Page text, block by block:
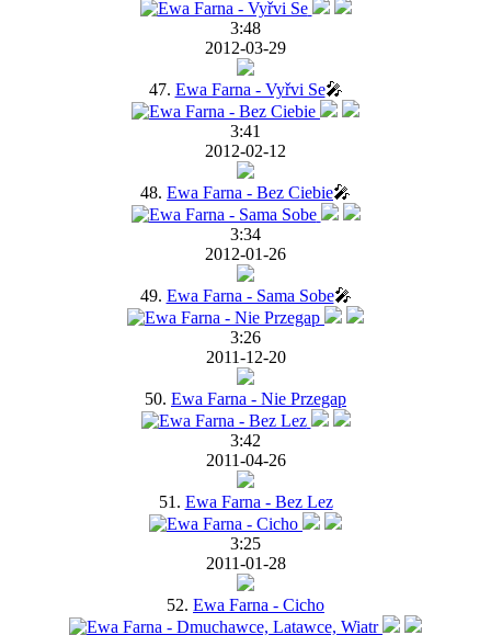
3:48
2012-03-29
47. Ewa Farna - Vyřvi Se🎤
3:41
2012-02-12
48. Ewa Farna - Bez Ciebie🎤
3:34
2012-01-26
49. Ewa Farna - Sama Sobe🎤
3:26
2011-12-20
50. Ewa Farna - Nie Przegap
3:42
2011-04-26
51. Ewa Farna - Bez Lez
3:25
2011-01-28
52. Ewa Farna - Cicho